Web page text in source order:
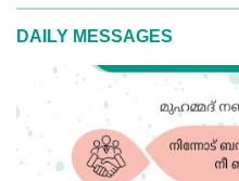
DAILY MESSAGES